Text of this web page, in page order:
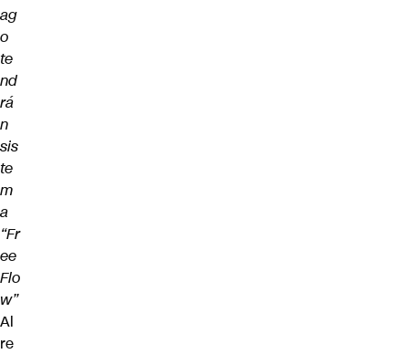
ag
o
te
nd
rá
n
sis
te
m
a
“Fr
ee
Flo
w”
Al
re